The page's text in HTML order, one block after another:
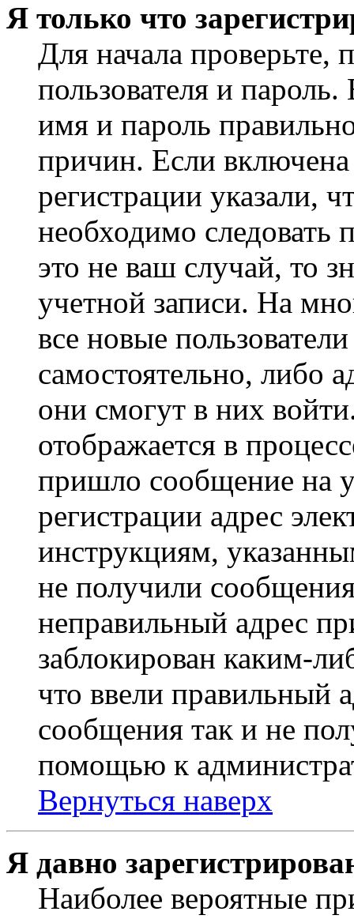
Я только что
Для начала проверьте,
пользователя и
имя и пароль
причин. Если
регистрации указали,
необходимо
это не ваш случай, то
учетной записи. На
все новые
самостоятельно, либо
они смогут в них
отображается в
пришло сообщение на
регистрации адрес
инструкциям,
не получили
неправильный адрес
заблокирован каким-
что ввели правильный
сообщения так и не
помощью к
Вернуться наверх
Я давно
Наиболее вероятные